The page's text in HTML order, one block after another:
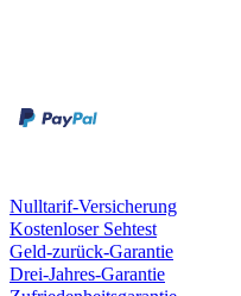
Nulltarif-Versicherung
Kostenloser Sehtest
Geld-zurück-Garantie
Drei-Jahres-Garantie